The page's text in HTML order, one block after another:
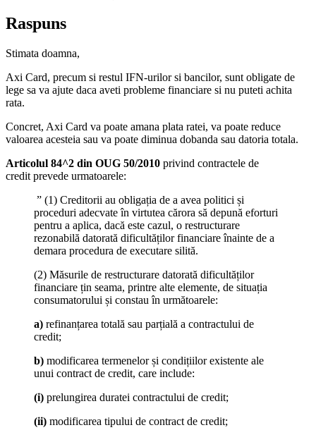
Raspuns
Stimata doamna,
Axi Card, precum si restul IFN-urilor si bancilor, sunt obligate de
lege sa va ajute daca aveti probleme financiare si nu puteti achita
rata.
Concret, Axi Card va poate amana plata ratei, va poate reduce
valoarea acesteia sau va poate diminua dobanda sau datoria totala.
Articolul 84^2 din OUG 50/2010 privind contractele de
credit prevede urmatoarele:
” (1) Creditorii au obligația de a avea politici și
proceduri adecvate în virtutea cărora să depună eforturi
pentru a aplica, dacă este cazul, o restructurare
rezonabilă datorată dificultăților financiare înainte de a
demara procedura de executare silită.
(2) Măsurile de restructurare datorată dificultăților
financiare țin seama, printre alte elemente, de situația
consumatorului și constau în următoarele:
a) refinanțarea totală sau parțială a contractului de
credit;
b) modificarea termenelor și condițiilor existente ale
unui contract de credit, care include:
(i) prelungirea duratei contractului de credit;
(ii) modificarea tipului de contract de credit;